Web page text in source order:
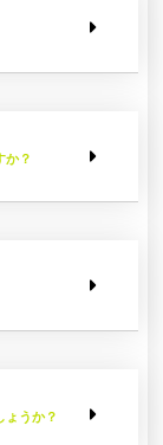
か？
ょうか？